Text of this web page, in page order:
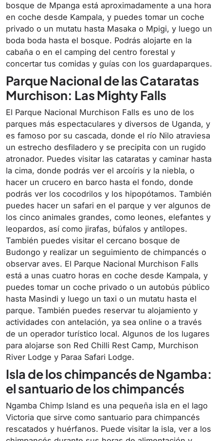
bosque de Mpanga está aproximadamente a una hora
en coche desde Kampala, y puedes tomar un coche
privado o un mutatu hasta Masaka o Mpigi, y luego un
boda boda hasta el bosque. Podrás alojarte en la
cabaña o en el camping del centro forestal y
concertar tus comidas y guías con los guardaparques.
Parque Nacional de las Cataratas
Murchison: Las Mighty Falls
El Parque Nacional Murchison Falls es uno de los
parques más espectaculares y diversos de Uganda, y
es famoso por su cascada, donde el río Nilo atraviesa
un estrecho desfiladero y se precipita con un rugido
atronador. Puedes visitar las cataratas y caminar hasta
la cima, donde podrás ver el arcoíris y la niebla, o
hacer un crucero en barco hasta el fondo, donde
podrás ver los cocodrilos y los hipopótamos. También
puedes hacer un safari en el parque y ver algunos de
los cinco animales grandes, como leones, elefantes y
leopardos, así como jirafas, búfalos y antílopes.
También puedes visitar el cercano bosque de
Budongo y realizar un seguimiento de chimpancés o
observar aves. El Parque Nacional Murchison Falls
está a unas cuatro horas en coche desde Kampala, y
puedes tomar un coche privado o un autobús público
hasta Masindi y luego un taxi o un mutatu hasta el
parque. También puedes reservar tu alojamiento y
actividades con antelación, ya sea online o a través
de un operador turístico local. Algunos de los lugares
para alojarse son Red Chilli Rest Camp, Murchison
River Lodge y Paraa Safari Lodge.
Isla de los chimpancés de Ngamba:
el santuario de los chimpancés
Ngamba Chimp Island es una pequeña isla en el lago
Victoria que sirve como santuario para chimpancés
rescatados y huérfanos. Puede visitar la isla, ver a los